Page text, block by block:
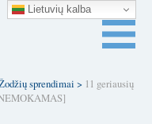
sprendimai > 11 geriausių
Lietuvių kalba